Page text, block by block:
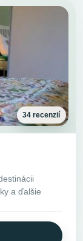
34 recenzií
a ďalšie